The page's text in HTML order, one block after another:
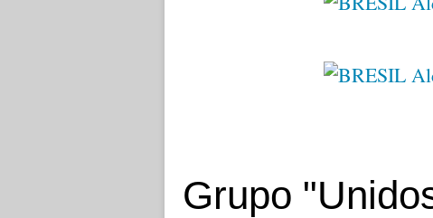
Grupo